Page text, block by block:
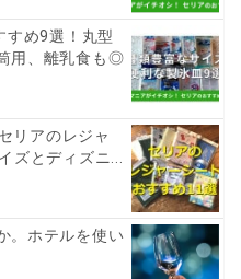
すめ9選！丸型
用、離乳食も◎
リアのレジャ
ズとディズニ...
。ホテルを使い